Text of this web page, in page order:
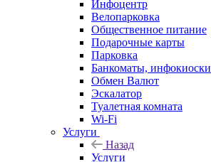
Инфоцентр
Велопарковка
Общественное питание
Подарочные карты
Парковка
Банкоматы, инфокиоски
Обмен Валют
Эскалатор
Туалетная комната
Wi-Fi
Услуги
Назад
Услуги